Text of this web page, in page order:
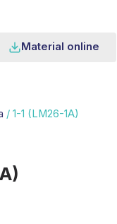
Material online
/ 1-1 (LM26-1A)